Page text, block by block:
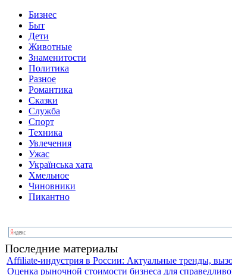
Бизнес
Быт
Дети
Животные
Знаменитости
Политика
Разное
Романтика
Сказки
Служба
Спорт
Техника
Увлечения
Ужас
Українська хата
Хмельное
Чиновники
Пикантно
Последние материалы
Affiliate-индустрия в России: Актуальные тренды,
Оценка рыночной стоимости бизнеса для